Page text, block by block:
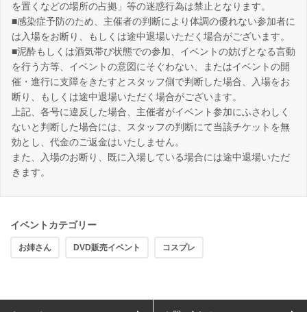
を置くなどの場所の占拠」等の迷惑行為は禁止となります。
■感染症予防のため、主催者の判断により体調の優れない参加者に
は入場をお断り、もしくは途中退場いただく場合がございます。
■泥酔もしくは酒気帯び状態での参加、イベントの妨げとなる言動
を行う方等、イベントの意図にそぐわない、またはイベントの開
催・進行に支障をきたすとスタッフ側で判断した場合、入場をお
断り、もしくは途中退場いただく場合がございます。
上記、各号に違反した場合、主催者がイベント参加にふさわしく
ないと判断した場合には、スタッフの判断にて当該チケットを無
効とし、代金のご返金はいたしません。
また、入場のお断り、既に入場している場合には途中退場いただ
きます。
イベントカテゴリー
お姉さん DVD販売イベント コスプレ